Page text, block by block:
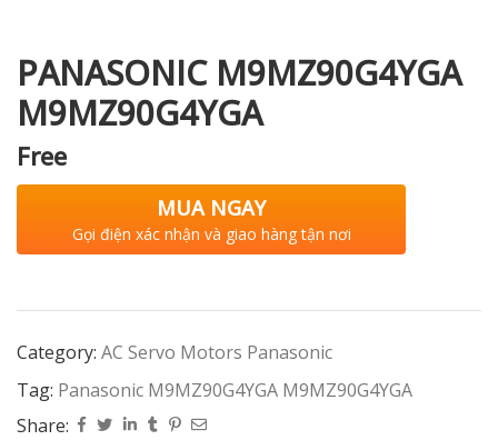
PANASONIC M9MZ90G4YGA
M9MZ90G4YGA
Free
MUA NGAY
Gọi điện xác nhận và giao hàng tận nơi
Category: AC Servo Motors Panasonic
Tag: Panasonic M9MZ90G4YGA M9MZ90G4YGA
Share: